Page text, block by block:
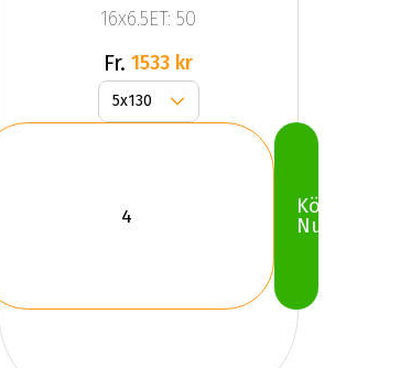
Silver
16x6.5ET: 50
Fr. 1533 kr
Köp
Nu